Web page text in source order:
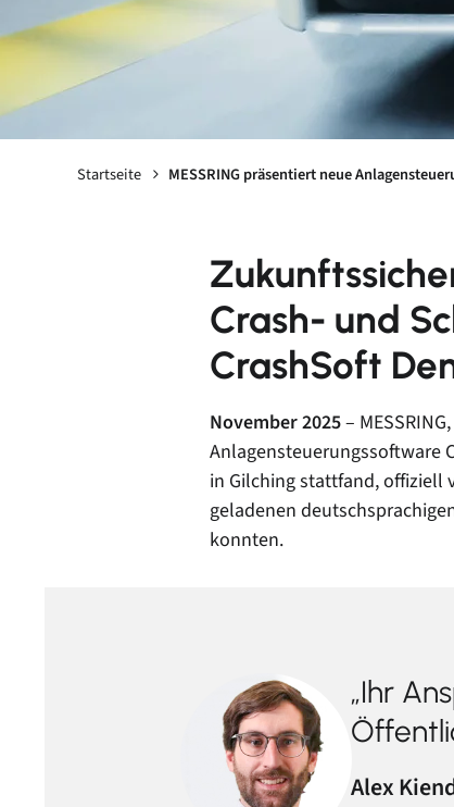
Startseite MESSRING präsentiert neue
Crash- und
CrashSoft
November 2025–
Anlagensteuerungssoftware
in Gilching stattfand, offiziell
geladenen
konnten.
„Ihr
Alex